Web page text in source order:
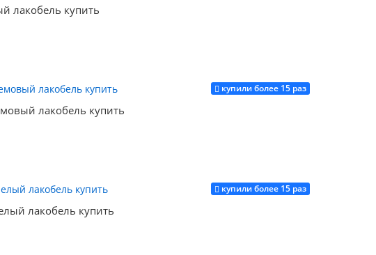
лакобель купить
Купить
купили более 15 раз
лакобель купить
Купить
купили более 15 раз
лакобель купить